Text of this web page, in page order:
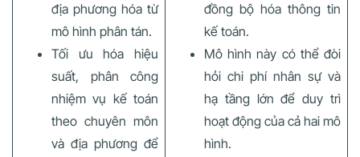
địa phương hóa từ
mô hình phân tán.
Tối ưu hóa hiệu
suất, phân công
nhiệm vụ kế toán
theo chuyên môn
và địa phương để
đồng bộ hóa thông tin
kế toán.
Mô hình này có thể đòi
hỏi chi phí nhân sự và
hạ tầng lớn để duy trì
hoạt động của cả hai mô
hình.